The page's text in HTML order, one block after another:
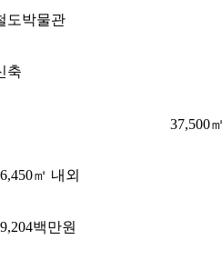
도박물관
축
37,500
㎡ 내외
백만원